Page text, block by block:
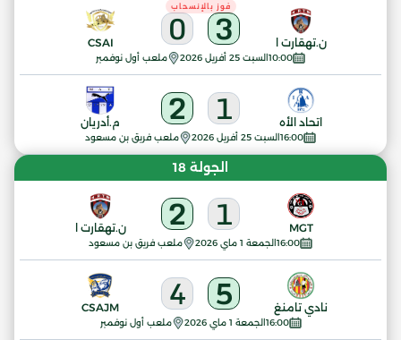
10:00السبت 25 أفريل 2026 ملعب أول نوفمبر
ن.تهقارت ا 3
0
فوز بالإنسحاب
CSAI
16:00السبت 25 أفريل 2026 ملعب فريق بن مسعود
اتحاد الأه 1
2 م.أدريان
الجولة 18
16:00الجمعة 1 ماي 2026 ملعب فريق بن مسعود
MGT
1
2 ن.تهقارت ا
16:00الجمعة 1 ماي 2026 ملعب أول نوفمبر
نادي تامنغ 5
4
CSAJM